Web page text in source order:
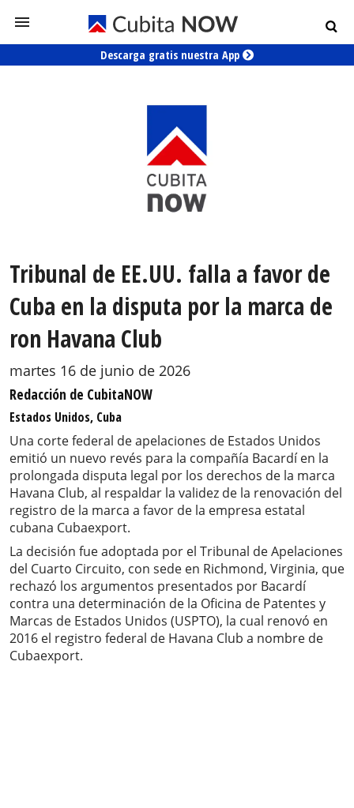
Descarga gratis nuestra App
Tribunal de EE.UU. falla a favor de
Cuba en la disputa por la marca de
ron Havana Club
martes 16 de junio de 2026
Redacción de CubitaNOW
Estados Unidos, Cuba
Una corte federal de apelaciones de Estados Unidos
emitió un nuevo revés para la compañía Bacardí en la
prolongada disputa legal por los derechos de la marca
Havana Club, al respaldar la validez de la renovación del
registro de la marca a favor de la empresa estatal
cubana Cubaexport.
La decisión fue adoptada por el Tribunal de Apelaciones
del Cuarto Circuito, con sede en Richmond, Virginia, que
rechazó los argumentos presentados por Bacardí
contra una determinación de la Oficina de Patentes y
Marcas de Estados Unidos (USPTO), la cual renovó en
2016 el registro federal de Havana Club a nombre de
Cubaexport.